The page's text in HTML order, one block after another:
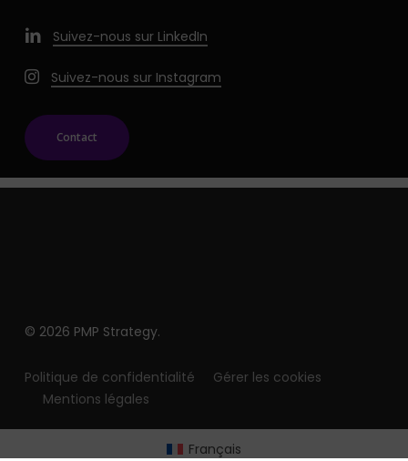
Suivez-nous sur LinkedIn
Suivez-nous sur Instagram
Contact
© 2026 PMP Strategy.
Politique de confidentialité
Gérer les cookies
Mentions légales
Français